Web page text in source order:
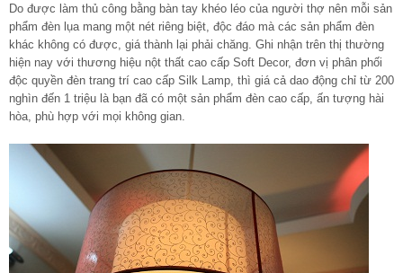
Do được làm thủ công bằng bàn tay khéo léo của người thợ nên mỗi sản
phẩm đèn lụa mang một nét riêng biệt, độc đáo mà các sản phẩm đèn
khác không có được, giá thành lại phải chăng. Ghi nhận trên thị thường
hiện nay với thương hiệu nột thất cao cấp Soft Decor, đơn vị phân phối
độc quyền đèn trang trí cao cấp Silk Lamp, thì giá cả dao động chỉ từ 200
nghìn đến 1 triệu là bạn đã có một sản phẩm đèn cao cấp, ấn tượng hài
hòa, phù hợp với mọi không gian.